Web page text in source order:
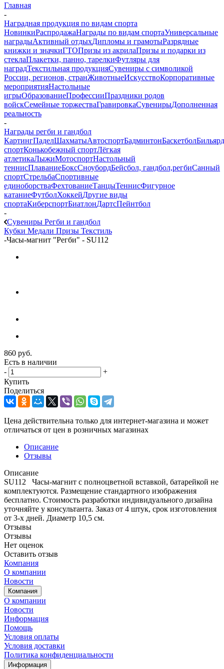
Главная
-
Наградная продукция по видам спорта
НовинкиРаспродажаНаграды по видам спортаУниверсальные
наградыАктивный отдыхДипломы и грамотыРазрядные
книжки и значкиГТОПризы из акрилаПризы и подарки из
стеклаПлакетки, панно, тарелкиФутляры для
наградТекстильная продукцияСувениры с символикой
России, регионов, странЖивотныеИскусствоКорпоративные
мероприятияНастольные
игрыОбразованиеПрофессииПраздники родов
войскСемейные торжестваГравировкаСувенирыДополненная
реальность
-
Награды регби и гандбол
КартингПаделШахматыАвтоспортБадминтонБаскетболБильярд
спортКонькобежный спортЛёгкая
атлетикаЛыжиМотоспортНастольный
теннисПлаваниеБоксСноубордБейсбол, гандбол,регбиСанный
спортСтрельбаСпортивные
единоборстваФехтованиеТанцыТеннисФигурное
катаниеФутболХоккейДругие виды
спортаКиберспортБиатлонДартсПейнтбол
-
Сувениры Регби и гандбол
Кубки Медали Призы Текстиль
-Часы-магнит "Регби" - SU112
860 руб.
Есть в наличии
-
+
Купить
Поделиться
Цена действительна только для интернет-магазина и может
отличаться от цен в розничных магазинах
Описание
Отзывы
Описание
SU112 Часы-магнит с полноцветной вставкой, батарейкой не
комплектуются. Размещение стандартного изображения
бесплатно. Стоимость разработки индивидуального дизайна
уточняйте у консультанта. Заказ от 4 штук, срок изготовления
от 3-х дней. Диаметр 10,5 см.
Отзывы
Отзывы
Нет оценок
Оставить отзыв
Компания
О компании
Новости
Компания
О компании
Новости
Информация
Помощь
Условия оплаты
Условия доставки
Политика конфиденциальности
Информация